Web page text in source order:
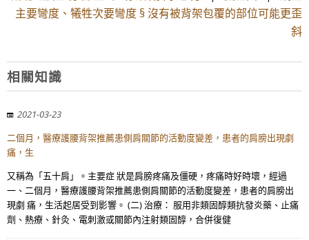
主要彎度、犧牲次要彎度 § 沒有被背架包覆的部位可能更歪
斜
相關知識
2021-03-23
二個月，醫療護腰背架推薦患側肩關節的活動度變差，患者的肩膀出現劇
痛，生
又稱為「五十肩」。主要症 狀是肩膀疼痛及僵硬，疼痛時好時壞，經過
一、二個月，醫療護腰背架推薦患側肩關節的活動度變差，患者的肩膀出
現劇 痛，生活起居受到影響。 (二) 治療： 服用非類固醇類抗發炎藥、止痛
劑、熱療、針灸、電刺激或關節內注射類固醇，合併復健